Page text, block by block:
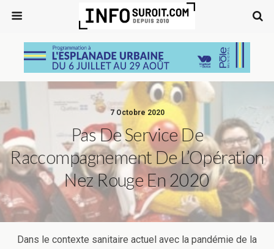
7 Octobre 2020
Pas De Service De
Raccompagnement De L’Opération
Nez Rouge En 2020
Dans le contexte sanitaire actuel avec la pandémie de la